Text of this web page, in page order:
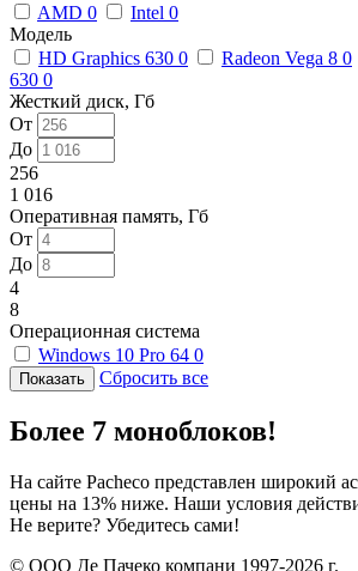
AMD 0 Intel 0
Модель
HD Graphics 630 0 Radeon Vega 8 0
630 0
Жесткий диск, Гб
От
До
256
1 016
Оперативная память, Гб
От
До
4
8
Операционная система
Windows 10 Pro 64 0
Сбросить все
Более 7 моноблоков!
На сайте Pacheco представлен широкий
цены на 13% ниже. Наши условия
Не верите? Убедитесь сами!
© ООО Де Пачеко компани 1997-2026 г.